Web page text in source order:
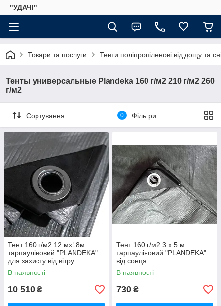
"УДАЧІ"
Товари та послуги Тенти поліпропіленові від дощу та
Тенты универсальные Plandeka 160 г/м2 210 г/м2 260
г/м2
Сортування 0 Фільтри
Тент 160 г/м2 12 мх18м
тарпауліновий "PLANDEKA"
для захисту від вітру
В наявності
10 510 ₴
Тент 160 г/м2 3 х 5 м
тарпауліновий "PLANDEKA"
від сонця
В наявності
730 ₴